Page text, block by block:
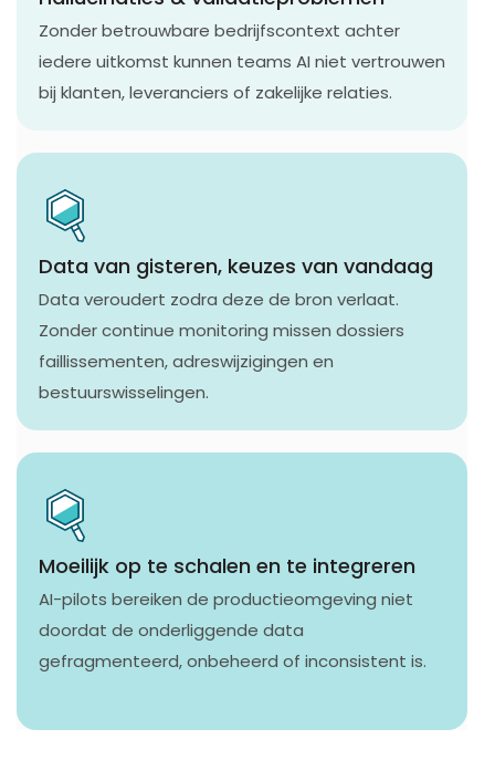
Zonder betrouwbare bedrijfscontext achter
iedere uitkomst kunnen teams AI niet vertrouwen
bij klanten, leveranciers of zakelijke relaties.
Data van gisteren, keuzes van vandaag
Data veroudert zodra deze de bron verlaat.
Zonder continue monitoring missen dossiers
faillissementen, adreswijzigingen en
bestuurswisselingen.
Moeilijk op te schalen en te integreren
AI-pilots bereiken de productieomgeving niet
doordat de onderliggende data
gefragmenteerd, onbeheerd of inconsistent is.